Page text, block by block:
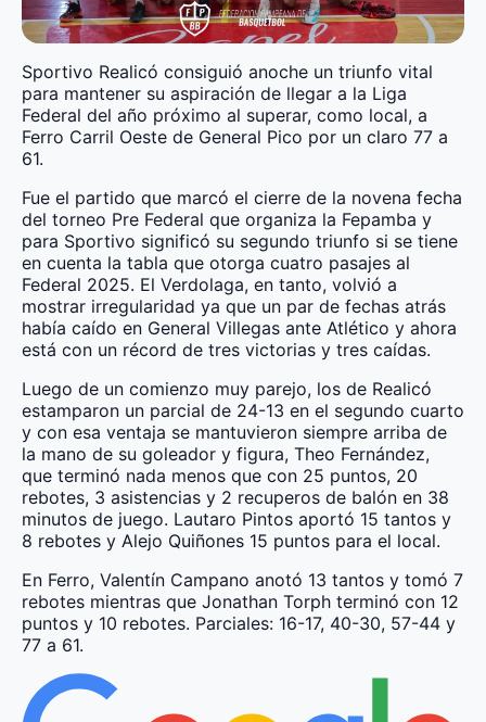
Sportivo Realicó consiguió anoche un triunfo vital
para mantener su aspiración de llegar a la Liga
Federal del año próximo al superar, como local, a
Ferro Carril Oeste de General Pico por un claro 77 a
61.
Fue el partido que marcó el cierre de la novena fecha
del torneo Pre Federal que organiza la Fepamba y
para Sportivo significó su segundo triunfo si se tiene
en cuenta la tabla que otorga cuatro pasajes al
Federal 2025. El Verdolaga, en tanto, volvió a
mostrar irregularidad ya que un par de fechas atrás
había caído en General Villegas ante Atlético y ahora
está con un récord de tres victorias y tres caídas.
Luego de un comienzo muy parejo, los de Realicó
estamparon un parcial de 24-13 en el segundo cuarto
y con esa ventaja se mantuvieron siempre arriba de
la mano de su goleador y figura, Theo Fernández,
que terminó nada menos que con 25 puntos, 20
rebotes, 3 asistencias y 2 recuperos de balón en 38
minutos de juego. Lautaro Pintos aportó 15 tantos y
8 rebotes y Alejo Quiñones 15 puntos para el local.
En Ferro, Valentín Campano anotó 13 tantos y tomó 7
rebotes mientras que Jonathan Torph terminó con 12
puntos y 10 rebotes. Parciales: 16-17, 40-30, 57-44 y
77 a 61.